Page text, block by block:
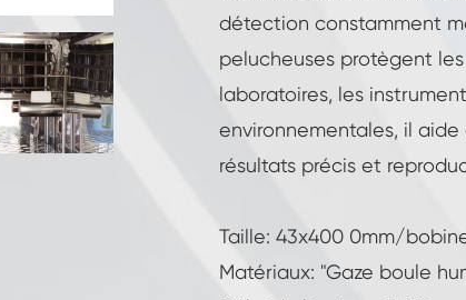
Chambre de chauffage humide pour
modules PV
Chambre d'essai de climat et de
température
Chambre d'essai de résistance à la
congélation
Chambre froide chaude d'essai de
Chambre d'environnement froid
détection constamment
pelucheuses protègent
laboratoires, les
environnementales, il
résultats précis et
Taille: 43x400 0mm/
Matériaux: "Gaze boule